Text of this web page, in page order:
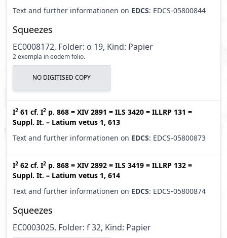
Text and further informationen on EDCS: EDCS-05800844
Squeezes
EC0008172, Folder: o 19, Kind: Papier
2 exempla in eodem folio.
NO DIGITISED COPY
I2 61 cf. I2 p. 868 = XIV 2891 = ILS 3420 = ILLRP 131 =
Suppl. It. – Latium vetus 1, 613
Text and further informationen on EDCS: EDCS-05800873
I2 62 cf. I2 p. 868 = XIV 2892 = ILS 3419 = ILLRP 132 =
Suppl. It. – Latium vetus 1, 614
Text and further informationen on EDCS: EDCS-05800874
Squeezes
EC0003025, Folder: f 32, Kind: Papier